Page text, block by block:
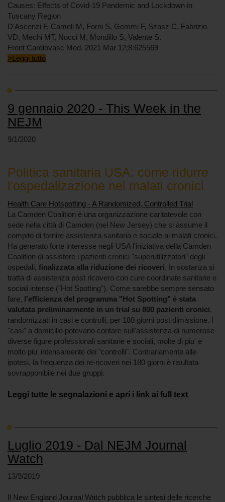
Causes: Effects of Covid-19 Pandemic and Lockdown in
Tuscany Region
D'Ascenzi F, Cameli M, Forni S, Gemmi F, Szasz C, Fabrizio
VD, Mechi MT, Nocci M, Mondillo S, Valente S.
Front Cardiovasc Med. 2021 Mar 12;8:625569
>Leggi tutto
9 gennaio 2020 - This Week in the
NEJM
9/1/2020
Politica sanitaria USA: come ridurre
l'ospedalizazione nei malati cronici
Health Care Hotspotting - A Randomized, Controlled Trial
La Camden Coalition è una organizzazione caritatevole con
sede nella città di Camden (nel New Jersey) che si assume il
compito di fornire assistenza sanitaria e sociale ai malati cronici.
Ha generato forte interesse negli USA l'iniziativa della Camden
Coalition di assistere i pazienti cronici "superutilizzatori" degli
ospedali, finalizzata alla riduzione dei ricoveri. In sostanza si
tratta di assistenza post ricovero con cure coordinate sanitarie e
sociali intense ("Hot Spotting"). Come sarebbe sempre sensato
fare, l'efficienza del programma "Hot Spotting" è stata
valutata preliminarmente in un trial su 800 pazienti cronici,
randomizzati in casi e controlli, per 180 giorni post dimissione. I
"casi" a domicilio potevano contare sull'assistenza di numerose
diverse figure professionali sanitarie e sociali, molte di piu' e
molto piu' intensamente dei "controlli". Contrariamente alle
ipotesi, la frequenza dei re-ricoveri nei 180 giorni è risultata
sovrapponibile nei due gruppi.
Leggi tutte le segnalazioni e apri i link ai full text
Luglio 2019 - Dal NEJM Journal
Watch
13/9/2019
Il New England Journal Watch pubblica le sintesi delle ricerche